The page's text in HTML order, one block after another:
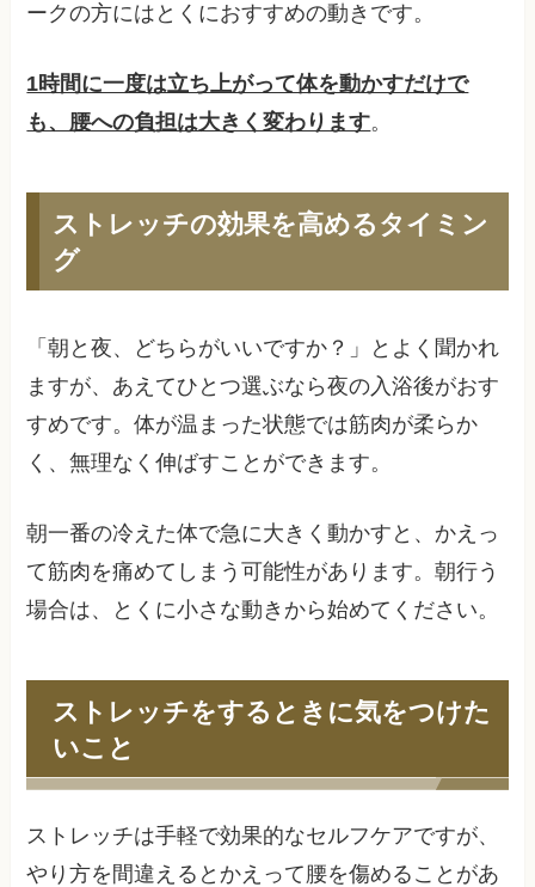
ークの方にはとくにおすすめの動きです。
1時間に一度は立ち上がって体を動かすだけで
も、腰への負担は大きく変わります。
ストレッチの効果を高めるタイミン
グ
「朝と夜、どちらがいいですか？」とよく聞かれ
ますが、あえてひとつ選ぶなら夜の入浴後がおす
すめです。体が温まった状態では筋肉が柔らか
く、無理なく伸ばすことができます。
朝一番の冷えた体で急に大きく動かすと、かえっ
て筋肉を痛めてしまう可能性があります。朝行う
場合は、とくに小さな動きから始めてください。
ストレッチをするときに気をつけた
いこと
ストレッチは手軽で効果的なセルフケアですが、
やり方を間違えるとかえって腰を傷めることがあ